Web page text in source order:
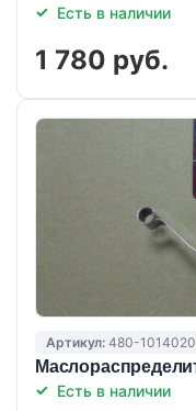
Есть в наличии
1 780 руб.
Артикул: 480-1014020
Есть в наличии